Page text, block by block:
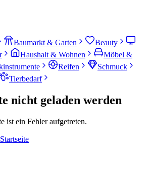
Baumarkt & Garten
Beauty
Haushalt & Wohnen
Möbel &
Reifen
Schmuck
Tierbedarf
nicht geladen werden
ist ein Fehler aufgetreten.